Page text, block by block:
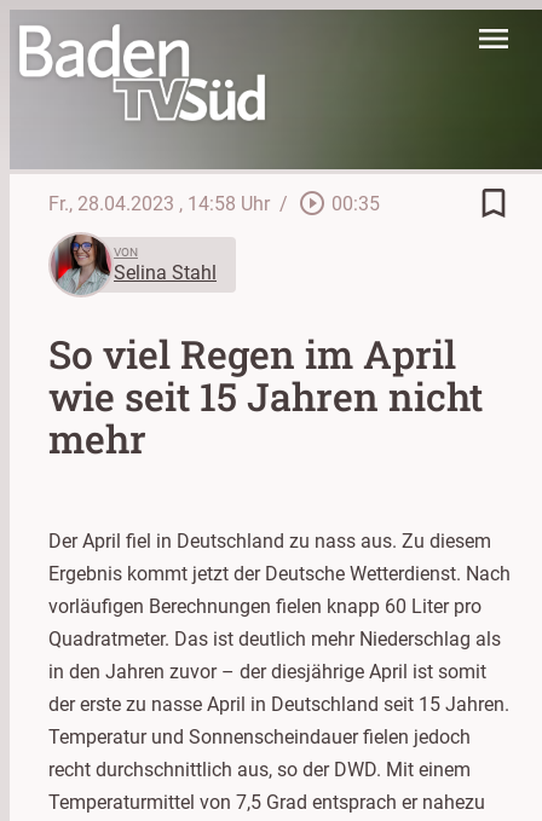
menu
Fr., 28.04.2023 , 14:58 Uhr / play_circle_outline 00:35 bookmark_border
VON
Selina Stahl
So viel Regen im April
wie seit 15 Jahren nicht
mehr
Der April fiel in Deutschland zu nass aus. Zu diesem
Ergebnis kommt jetzt der Deutsche Wetterdienst. Nach
vorläufigen Berechnungen fielen knapp 60 Liter pro
Quadratmeter. Das ist deutlich mehr Niederschlag als
in den Jahren zuvor – der diesjährige April ist somit
der erste zu nasse April in Deutschland seit 15 Jahren.
Temperatur und Sonnenscheindauer fielen jedoch
recht durchschnittlich aus, so der DWD. Mit einem
Temperaturmittel von 7,5 Grad entsprach er nahezu